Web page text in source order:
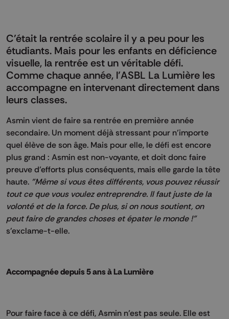
C’était la rentrée scolaire il y a peu pour les
étudiants. Mais pour les enfants en déficience
visuelle, la rentrée est un véritable défi.
Comme chaque année, l’ASBL La Lumière les
accompagne en intervenant directement dans
leurs classes.
Asmin vient de faire sa rentrée en première année
secondaire. Un moment déjà stressant pour n’importe
quel élève de son âge. Mais pour elle, le défi est encore
plus grand : Asmin est non-voyante, et doit donc faire
preuve d’efforts plus conséquents, mais elle garde la tête
haute. "Même si vous êtes différents, vous pouvez réussir
tout ce que vous voulez entreprendre. Il faut juste de la
volonté et de la force. De plus, si on nous soutient, on
peut faire de grandes choses et épater le monde !"
s'exclame-t-elle.
Accompagnée depuis 5 ans à La Lumière
Pour faire face à ce défi, Asmin n’est pas seule. Elle est